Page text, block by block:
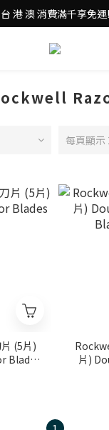
台 港 澳 消費滿千享免運!
台 港 澳 消費滿千享免運!
素Tee 夏日滿件"現折優
每頁顯示
(5片)
Blades
片)